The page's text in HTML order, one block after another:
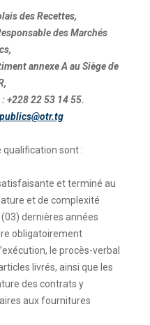
des Recettes,
des Marchés
annexe A au Siège de
+228 22 53 14 55.
qualification sont :
et terminé au
et de complexité
dernières années
obligatoirement
le procès-verbal
livrés, ainsi que les
des contrats y
aux fournitures